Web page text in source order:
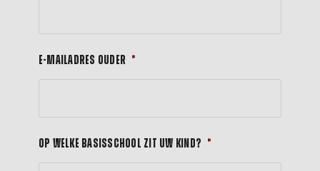
E-mailadres ouder *
Op welke basisschool zit uw kind? *